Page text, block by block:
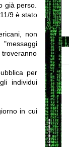
già perso.
9 è stato
non
troveranno
per
individui
in cui